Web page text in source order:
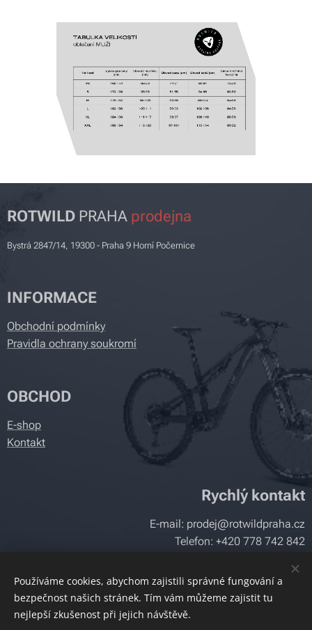
ROTWILD PRAHA prodejna
Bystrá 2847/14, 19300 - Praha 9 Horní Počernice
INFORMACE
Obchodní podmínky
Pravidla ochrany soukromí
OBCHOD
E-shop
Kontakt
Rychlý kontakt
E-mail: prodej@rotwildpraha.cz
Telefon: +420 778 742 842
www.rotwildpraha.cz Cookies
Používáme cookies, abychom zajistili správné fungování a
bezpečnost našich stránek. Tím vám můžeme zajistit tu
nejlepší zkušenost při jejich návštěvě.